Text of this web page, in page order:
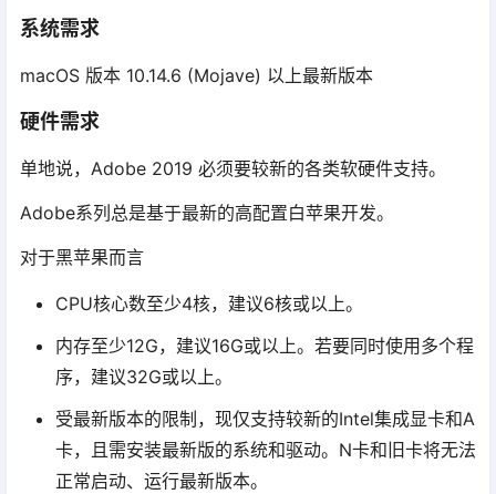
系统需求
macOS 版本 10.14.6 (Mojave) 以上最新版本
硬件需求
单地说，Adobe 2019 必须要较新的各类软硬件支持。
Adobe系列总是基于最新的高配置白苹果开发。
对于黑苹果而言
CPU核心数至少4核，建议6核或以上。
内存至少12G，建议16G或以上。若要同时使用多个程
序，建议32G或以上。
受最新版本的限制，现仅支持较新的Intel集成显卡和A
卡，且需安装最新版的系统和驱动。N卡和旧卡将无法
正常启动、运行最新版本。